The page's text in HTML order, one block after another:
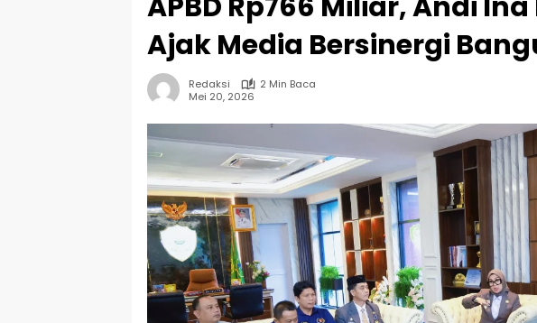
Ajak Media Bersinergi
Redaksi
2 Min Baca
Mei 20, 2026